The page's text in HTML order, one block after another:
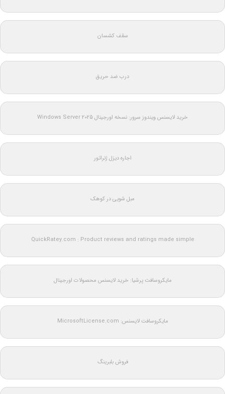
سقف کشسان
درب ضد حریق
خرید لایسنس ویندوز سرور: نسخه اورجینال Windows Server 2025
اجاره دیزل ژنراتور
مبل شویی در کوهک
QuickRatey.com : Product reviews and ratings made simple
مایکروسافت پرشیا: خرید لایسنس محصولات اورجینال
مایکروسافت لایسنس: MicrosoftLicense.com
فروش بلبرینگ